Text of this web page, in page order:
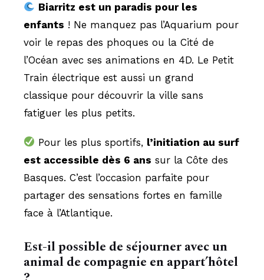
Biarritz est un paradis pour les
enfants ! Ne manquez pas l’Aquarium pour
voir le repas des phoques ou la Cité de
l’Océan avec ses animations en 4D. Le Petit
Train électrique est aussi un grand
classique pour découvrir la ville sans
fatiguer les plus petits.
Pour les plus sportifs, l’initiation au surf
est accessible dès 6 ans sur la Côte des
Basques. C’est l’occasion parfaite pour
partager des sensations fortes en famille
face à l’Atlantique.
Est-il possible de séjourner avec un
animal de compagnie en appart’hôtel